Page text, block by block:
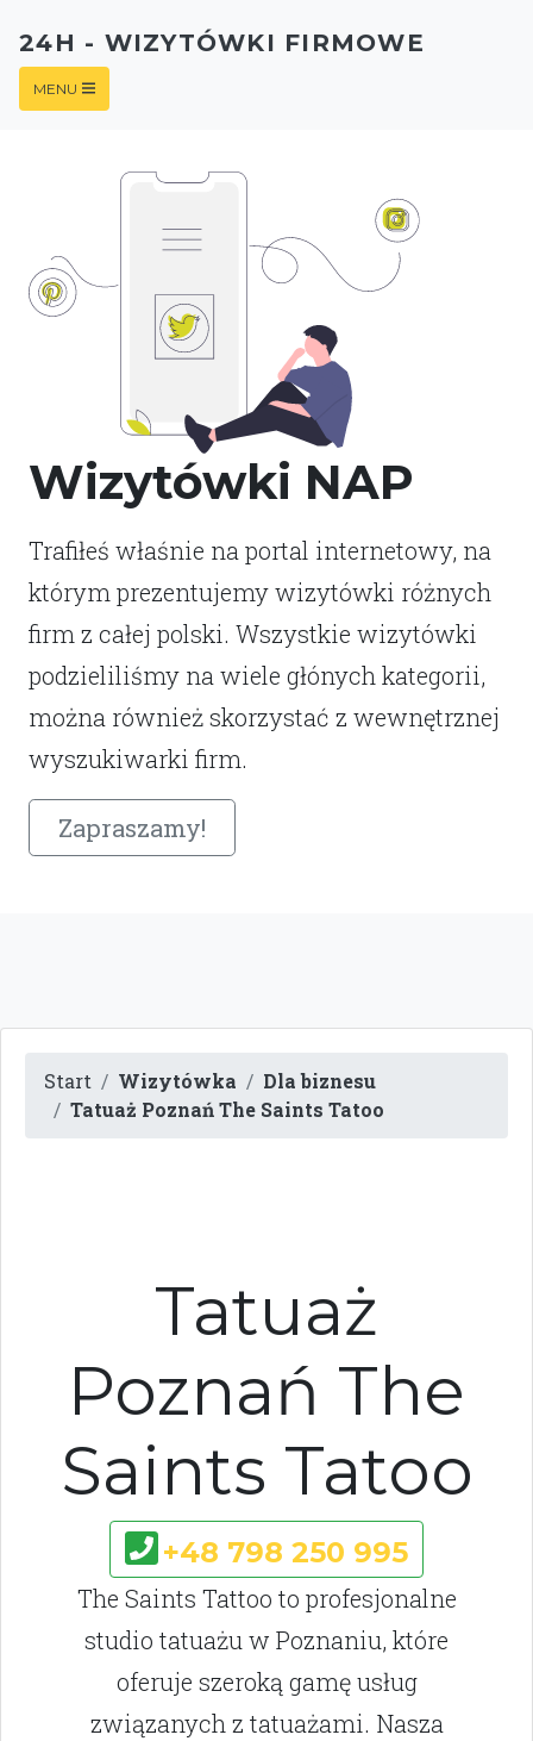
Wizytówki NAP
Trafiłeś właśnie na portal internetowy, na
którym prezentujemy wizytówki różnych
firm z całej polski. Wszystkie wizytówki
podzieliliśmy na wiele głónych kategorii,
można również skorzystać z wewnętrznej
wyszukiwarki firm.
Zapraszamy!
24H - WIZYTÓWKI FIRMOWE
MENU
Start Wizytówka
Dla biznesu
Tatuaż Poznań The Saints Tatoo
Tatuaż
Poznań The
Saints Tatoo
+48 798 250 995
The Saints Tattoo to profesjonalne
studio tatuażu w Poznaniu, które
oferuje szeroką gamę usług
związanych z tatuażami. Nasza